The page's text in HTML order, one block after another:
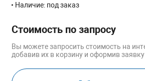
Наличие: под заказ
Стоимость по запросу
Вы можете запросить стоимость на
добавив их в корзину и оформив заявку